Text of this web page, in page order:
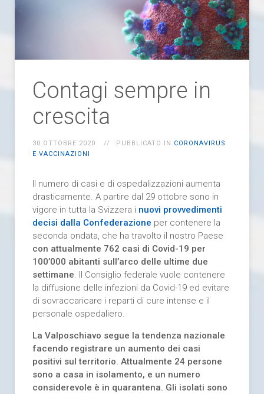
Contagi sempre in
crescita
30 OTTOBRE 2020 PUBBLICATO IN CORONAVIRUS
E VACCINAZIONI
Il numero di casi e di ospedalizzazioni aumenta
drasticamente. A partire dal 29 ottobre sono in
vigore in tutta la Svizzera i nuovi provvedimenti
decisi dalla Confederazione per contenere la
seconda ondata, che ha travolto il nostro Paese
con attualmente 762 casi di Covid-19 per
100’000 abitanti sull’arco delle ultime due
settimane. Il Consiglio federale vuole contenere
la diffusione delle infezioni da Covid-19 ed evitare
di sovraccaricare i reparti di cure intense e il
personale ospedaliero.
La Valposchiavo segue la tendenza nazionale
facendo registrare un aumento dei casi
positivi sul territorio. Attualmente 24 persone
sono a casa in isolamento, e un numero
considerevole è in quarantena. Gli isolati sono